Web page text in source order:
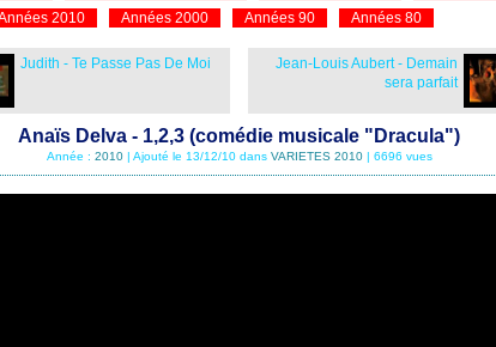
2010 Années 2000 Années 90 Années 80
Judith - Te Passe Pas De Moi
Jean-Louis Aubert - Demain
sera parfait
Anaïs Delva - 1,2,3 (comédie musicale "Dracula")
Année : 2010| Ajouté le 13/12/10 dans VARIETES 2010| 6696 vues